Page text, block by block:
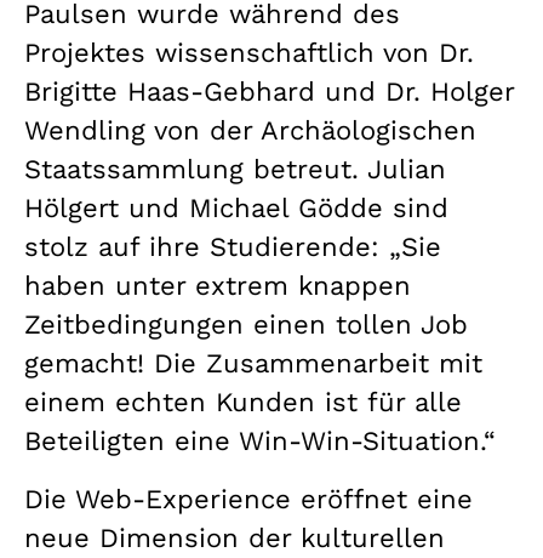
Paulsen wurde während des
Projektes wissenschaftlich von Dr.
Brigitte Haas-Gebhard und Dr. Holger
Wendling von der Archäologischen
Staatssammlung betreut. Julian
Hölgert und Michael Gödde sind
stolz auf ihre Studierende: „Sie
haben unter extrem knappen
Zeitbedingungen einen tollen Job
gemacht! Die Zusammenarbeit mit
einem echten Kunden ist für alle
Beteiligten eine Win-Win-Situation.“
Die Web-Experience eröffnet eine
neue Dimension der kulturellen